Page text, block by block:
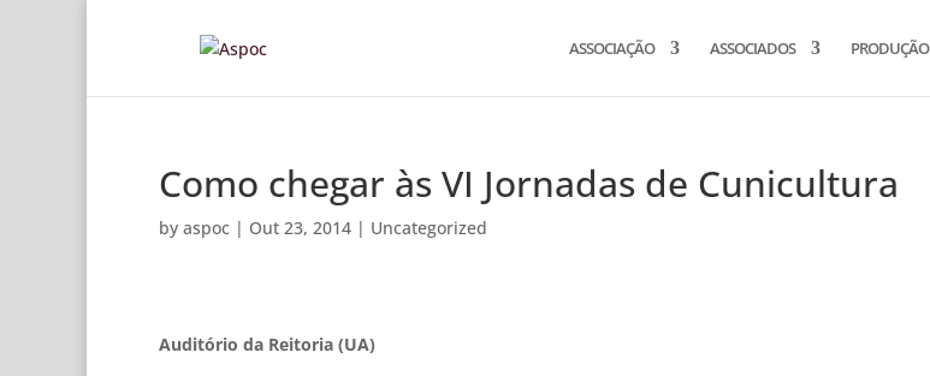
ASSOCIAÇÃO ASSOCIADOS PRODUÇÃO
Como chegar às VI Jornadas de Cunicultura
by aspoc | Out 23, 2014 | Uncategorized
Auditório da Reitoria (UA)